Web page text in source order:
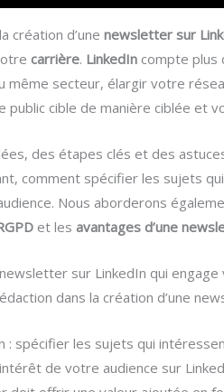
création d’unenewsletter sur
carrière. LinkedIn compte plus
même secteur, élargir votre
cible de manière ciblée et
des étapes clés et des
comment spécifier les sujets
Nous aborderons
et les avantages d’une
sur LinkedIn qui
dans la création d’une
: spécifier les sujets qui
de votre audience sur